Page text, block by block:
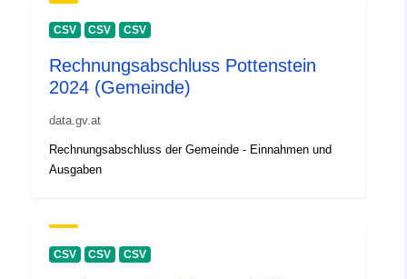
CSV CSV CSV
Rechnungsabschluss Pottenstein
2024 (Gemeinde)
data.gv.at
Rechnungsabschluss der Gemeinde - Einnahmen und
Ausgaben
CSV CSV CSV